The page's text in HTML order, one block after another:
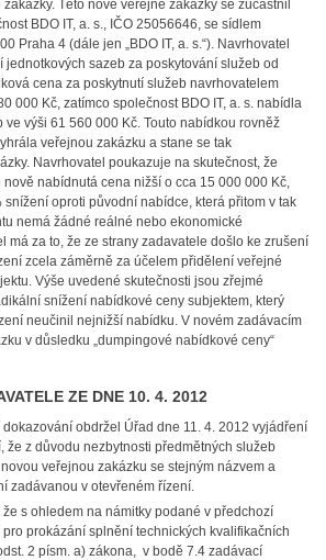
Této nové veřejné zakázky se zúčastnil
BDO IT, a. s., IČO 25056646, se sídlem
Praha 4 (dále jen „BDO IT, a. s.“). Navrhovatel
sazeb za poskytování služeb od
cena za poskytnutí služeb navrhovatelem
000 Kč, zatímco společnost BDO IT, a. s. nabídla
ve výši 61 560 000 Kč. Touto nabídkou rovněž
veřejnou zakázku a stane se tak
Navrhovatel poukazuje na skutečnost, že
nově nabídnutá cena nižší o cca 15 000 000 Kč,
snížení oproti původní nabídce, která přitom v tak
nemá žádné reálné nebo ekonomické
má za to, že ze strany zadavatele došlo ke zrušení
zcela záměrně za účelem přidělení veřejné
Výše uvedené skutečnosti jsou zřejmé
snížení nabídkové ceny subjektem, který
neučinil nejnižší nabídku. V novém zadávacím
v důsledku „dumpingové nabídkové ceny“
ZE DNE 10. 4. 2012
obdržel Úřad dne 11. 4. 2012 vyjádření
že z důvodu nezbytnosti předmětných služeb
veřejnou zakázku se stejným názvem a
zadávanou v otevřeném řízení.
s ohledem na námitky podané v předchozí
prokázání splnění technických kvalifikačních
2 písm. a) zákona, v bodě 7.4 zadávací